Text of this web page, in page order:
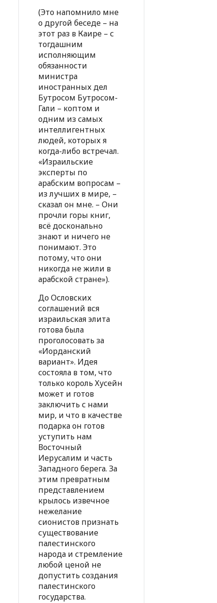
(Это напомнило мне
о другой беседе – на
этот раз в Каире – с
тогдашним
исполняющим
обязанности
министра
иностранных дел
Бутросом Бутросом-
Гали – коптом и
одним из самых
интеллигентных
людей, которых я
когда-либо встречал.
«Израильские
эксперты по
арабским вопросам –
из лучших в мире, –
сказал он мне. – Они
прочли горы книг,
всё досконально
знают и ничего не
понимают. Это
потому, что они
никогда не жили в
арабской стране»).
До Ословских
соглашений вся
израильская элита
готова была
проголосовать за
«Иорданский
вариант». Идея
состояла в том, что
только король Хусейн
может и готов
заключить с нами
мир, и что в качестве
подарка он готов
уступить нам
Восточный
Иерусалим и часть
Западного берега. За
этим превратным
представлением
крылось извечное
нежелание
сионистов признать
существование
палестинского
народа и стремление
любой ценой не
допустить создания
палестинского
государства.